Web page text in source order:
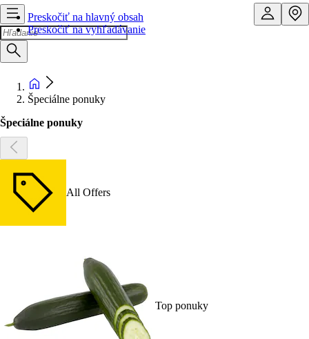
Preskočiť na hlavný obsah
Preskočiť na vyhľadávanie
Špeciálne ponuky
Špeciálne ponuky
All Offers
Top ponuky